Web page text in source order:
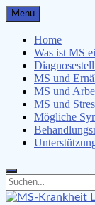
Skip
to
content
Menu
Home
Was ist MS
MS und
MS und
MS und
Mögliche
Search
for:
Search